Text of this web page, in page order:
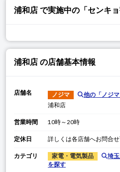
浦和店 で実施中の「センキョ
浦和店 の店舗基本情報
店舗名 ノジマ 他の「 ノジマ
浦和店
営業時間 10時～20時
定休日 詳しくは各店舗へお問合せ
カテゴリ 家電・電気製品 埼
を探す